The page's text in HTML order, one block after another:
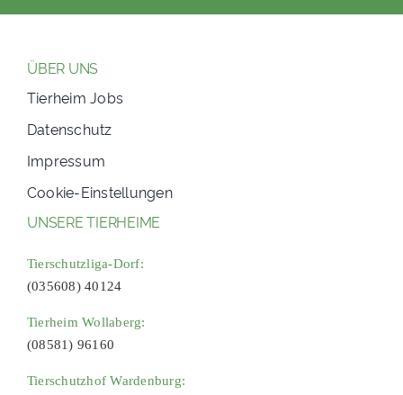
ÜBER UNS
Tierheim Jobs
Datenschutz
Impressum
Cookie-Einstellungen
UNSERE TIERHEIME
Tierschutzliga-Dorf:
(035608) 40124
Tierheim Wollaberg:
(08581) 96160
Tierschutzhof Wardenburg: